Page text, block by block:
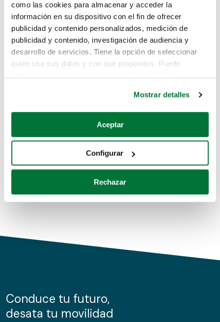
como las cookies para almacenar y acceder la
información en su dispositivo con el fin de ofrecer
publicidad y contenido personalizados, medición de
publicidad y contenido, investigación de audiencia y
desarrollo de servicios. Tiene la opción de seleccionar
quién usa sus datos y con qué propósitos. Puede
Si lo permite, también quisiéramos:
Recopilar información sobre su ubicación geográfica
Identificar su dispositivo analizándolo activamente
para buscar características específicas (huellas
Obtenga más información sobre cómo se procesan sus
de cookies.
información sobre el uso que haga del sitio web con
nuestros partners de redes sociales, publicidad y análisis
Mostrar detalles
Aceptar
Configurar
Rechazar
Lo sentimos, no sabemos como
te hemos traido hasta aquí.
Pero puedes encontrar el coche que estás
buscando en alguno de estos enlaces:
Coches de segunda mano
Coches de km0
Conduce tu futuro,
desata tu movilidad